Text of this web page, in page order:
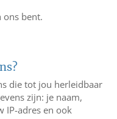
ons bent.
die tot jou herleidbaar
zijn: je naam,
IP-adres en ook